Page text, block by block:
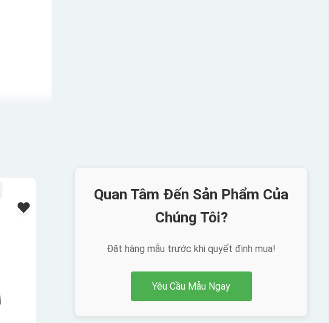
Quan Tâm Đến Sản Phẩm Của
Chúng Tôi?
Đặt hàng mẫu trước khi quyết định mua!
Yêu Cầu Mẫu Ngay